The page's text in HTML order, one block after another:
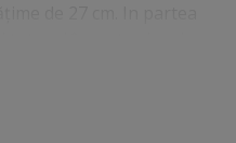
dungă are 3 cm.